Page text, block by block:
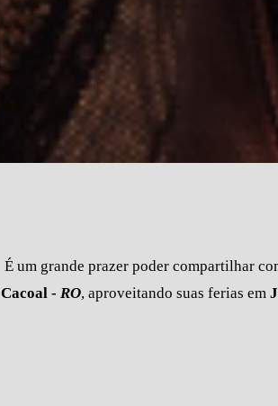
É um grande prazer poder compartilhar
Cacoal - RO, aproveitando suas ferias em